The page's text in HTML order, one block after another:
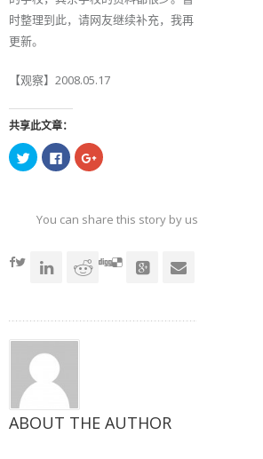
时整理到此，请网友继续补充，我再
更新。
【观察】2008.05.17
共享此文章：
点
击
共
享
窗
口
点
击
共
享
口
点
击
共
享
窗
口
You can share this story by using your
ABOUT THE AUTHOR